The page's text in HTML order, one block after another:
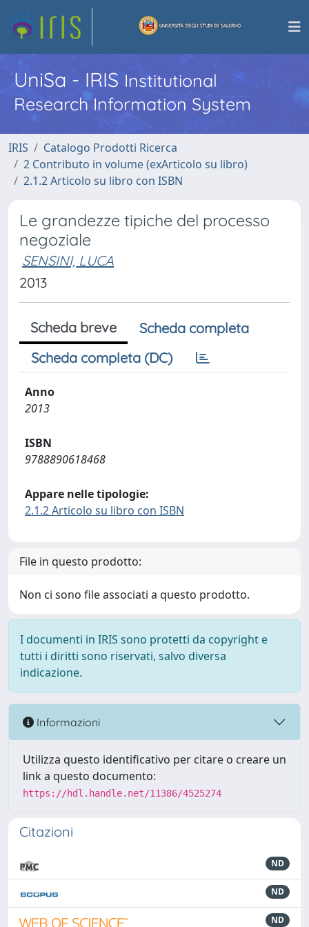
UniSa - IRISInstitutional
Research Information System
IRIS
Catalogo Prodotti Ricerca
2 Contributo in volume (exArticolo su libro)
2.1.2 Articolo su libro con ISBN
Le grandezze tipiche del processo
negoziale
SENSINI, LUCA
2013
Scheda breve
Scheda completa
Scheda completa (DC)
Anno
2013
ISBN
9788890618468
Appare nelle tipologie:
2.1.2 Articolo su libro con ISBN
File in questo prodotto:
Non ci sono file associati a questo prodotto.
I documenti in IRIS sono protetti da copyright e
tutti i diritti sono riservati, salvo diversa
indicazione.
Informazioni
Utilizza questo identificativo per citare o creare un
link a questo documento:
https://hdl.handle.net/11386/4525274
Citazioni
ND
ND
ND